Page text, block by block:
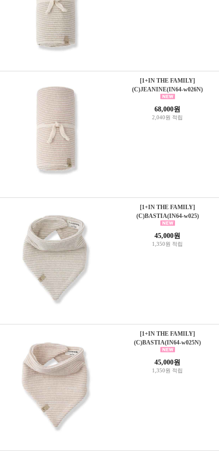
[1+IN THE FAMILY]
(C)JEANINE(IN64-w026N)
68,000원
2,040원 적립
[1+IN THE FAMILY]
(C)BASTIA(IN64-w025)
45,000원
1,350원 적립
[1+IN THE FAMILY]
(C)BASTIA(IN64-w025N)
45,000원
1,350원 적립